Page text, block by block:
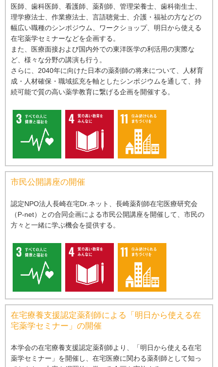
医師、⻭科医師、看護師、薬剤師、管理栄養⼠、⻭科衛⽣⼠、
理学療法⼠、作業療法⼠、⾔語聴覚⼠、介護・福祉の⽅などの
幅広い職種のシンポジウム、ワークショップ、明⽇から使える
在宅薬学セミナーなどを企画する。
また、医療⾯接および国内外での東洋医学の利活⽤の実際な
ど、様々な分野の講演も⾏う。
さらに、2040年に向けた⽇本の薬剤師の将来について、⼈材育
成・⼈材確保・職域拡充を軸としたシンポジウムを通して、持
続可能で質の⾼い薬学教育に繋げる企画を開催する。
市⺠公開講座の開催
認定NPO法⼈⻑崎在宅Dr.ネット、⻑崎薬剤師在宅医療研究会
（P-net）との合同企画による市⺠公開講座を開催して、市⺠の
⽅々と⼀緒に学ぶ機会を提供する。
在宅療養支援認定薬剤師による「明⽇から使える在
宅薬学セミナー」の開催
本学会の在宅療養支援認定薬剤師より、「明⽇から使える在宅
薬学セミナー」を開催し、在宅医療に関わる薬剤師として知っ